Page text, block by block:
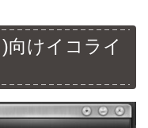
向けイコライ